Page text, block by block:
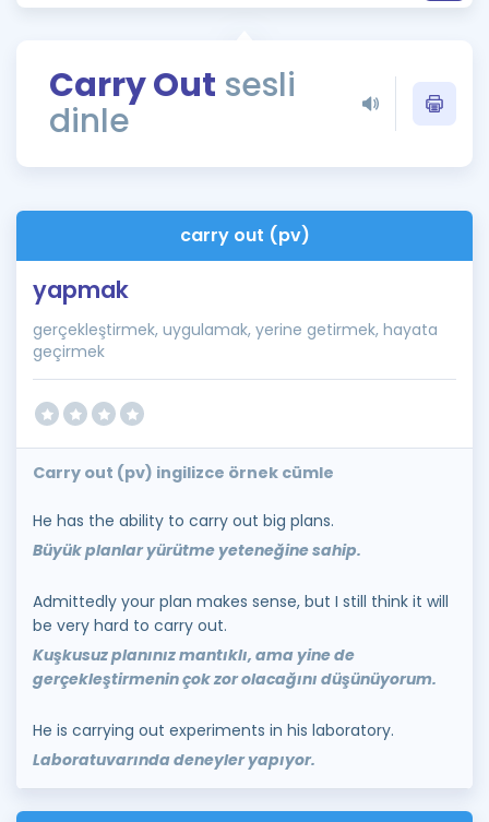
Rehberlik Aracı
ÖSYM Sınav Takvimi
İngilizce Gramer
Carry Out sesli
dinle
carry out (pv)
yapmak
gerçekleştirmek, uygulamak, yerine getirmek, hayata
geçirmek
Carry out (pv) ingilizce örnek cümle
He has the ability to carry out big plans.
Büyük planlar yürütme yeteneğine sahip.
Admittedly your plan makes sense, but I still think it will
be very hard to carry out.
Kuşkusuz planınız mantıklı, ama yine de
gerçekleştirmenin çok zor olacağını düşünüyorum.
He is carrying out experiments in his laboratory.
Laboratuvarında deneyler yapıyor.